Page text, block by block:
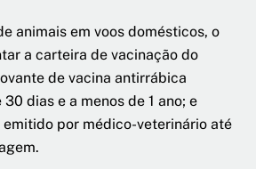
animais em voos domésticos, o
a carteira de vacinação do
de vacina antirrábica
dias e a menos de 1 ano; e
por médico-veterinário até